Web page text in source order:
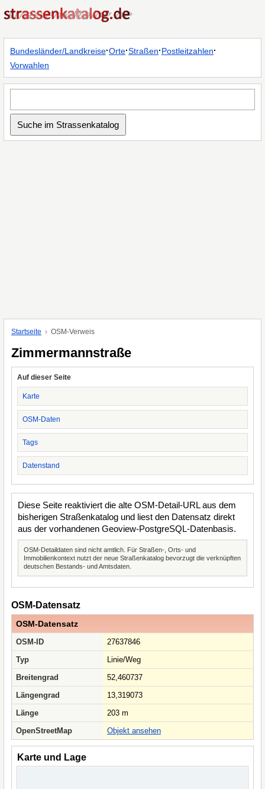
Bundesländer/Landkreise·Orte·Straßen·Postleitzahlen·
Vorwahlen
Startseite OSM-Verweis
Zimmermannstraße
Auf dieser Seite
Karte
OSM-Daten
Tags
Datenstand
Diese Seite reaktiviert die alte OSM-Detail-URL aus dem
bisherigen Straßenkatalog und liest den Datensatz direkt
aus der vorhandenen Geoview-PostgreSQL-Datenbasis.
OSM-Detaildaten sind nicht amtlich. Für Straßen-, Orts- und
Immobilienkontext nutzt der neue Straßenkatalog bevorzugt die verknüpften
deutschen Bestands- und Amtsdaten.
OSM-Datensatz
OSM-Datensatz
OSM-ID
27637846
Typ
Linie/Weg
Breitengrad
52,460737
Längengrad
13,319073
Länge
203 m
OpenStreetMap
Objekt ansehen
Karte und Lage